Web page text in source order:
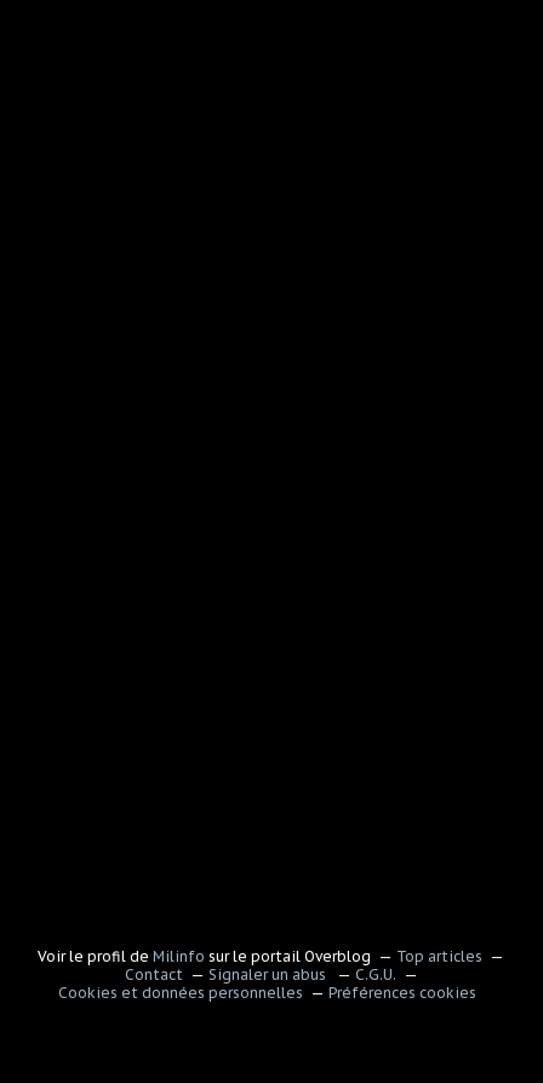
Voir le profil deMilinfo sur le portail Overblog
Top articles
Contact
Signaler un abus
C.G.U.
Cookies et données personnelles
Préférences cookies